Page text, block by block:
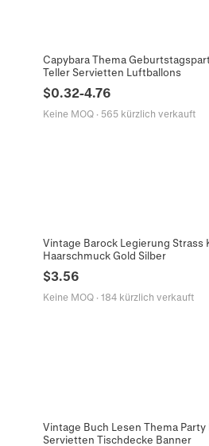
Capybara Thema
Teller Servietten Luftballons
$0.32-4.76
Keine MOQ· 565 kürzlich verkauft
Vintage Barock Legierung Strass
Haarschmuck Gold Silber
$3.56
Keine MOQ· 184 kürzlich verkauft
Vintage Buch Lesen Thema
Servietten Tischdecke Banner